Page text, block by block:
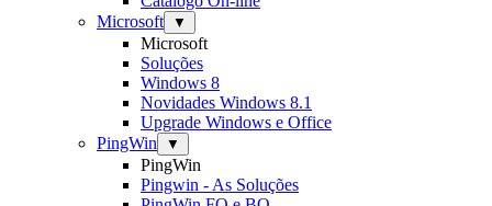
Microsoft
▼
Microsoft
Soluções
Windows 8
Novidades Windows 8.1
Upgrade Windows e Office
PingWin
▼
PingWin
Pingwin - As Soluções